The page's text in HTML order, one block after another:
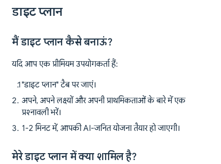
डाइट प्लान
मैं डाइट प्लान कैसे बनाऊं?
यदि आप एक प्रीमियम उपयोगकर्ता हैं:
"डाइट प्लान" टैब पर जाएं।
अपने, अपने लक्ष्यों और अपनी प्राथमिकताओं के बारे में एक
प्रश्नावली भरें।
1-2 मिनट में, आपकी AI-जनित योजना तैयार हो जाएगी।
मेरे डाइट प्लान में क्या शामिल है?